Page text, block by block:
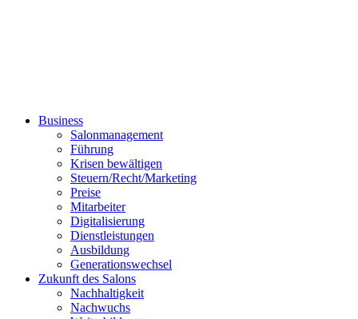
Business
Salonmanagement
Führung
Krisen bewältigen
Steuern/Recht/Marketing
Preise
Mitarbeiter
Digitalisierung
Dienstleistungen
Ausbildung
Generationswechsel
Zukunft des Salons
Nachhaltigkeit
Nachwuchs